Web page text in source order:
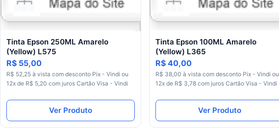
Tinta Epson 250ML Amarelo
(Yellow) L575
R$ 55,00
R$ 52,25 à vista com desconto Pix - Vindi ou
12x de R$ 5,20 com juros Cartão Visa - Vindi
Ver Produto
Tinta Epson 100ML Amarelo
(Yellow) L365
R$ 40,00
R$ 38,00 à vista com desconto Pix - Vindi ou
12x de R$ 3,78 com juros Cartão Visa - Vindi
Ver Produto